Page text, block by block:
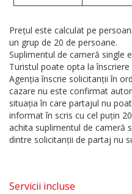
Prețul este calculat pe
un grup de 20 de persoane.
Suplimentul de cameră single
Turistul poate opta la
Agenția înscrie solicitanții în
cazare nu este confirmat
situația în care partajul nu
informat în scris cu cel puțin
achita suplimentul de cameră
dintre solicitanții de partaj nu
Servicii incluse